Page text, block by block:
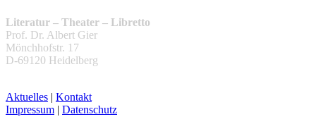
Literatur – Theater – Libretto
Prof. Dr. Albert Gier
Mönchhofstr. 17
D-69120 Heidelberg
Aktuelles | Kontakt
Impressum | Datenschutz